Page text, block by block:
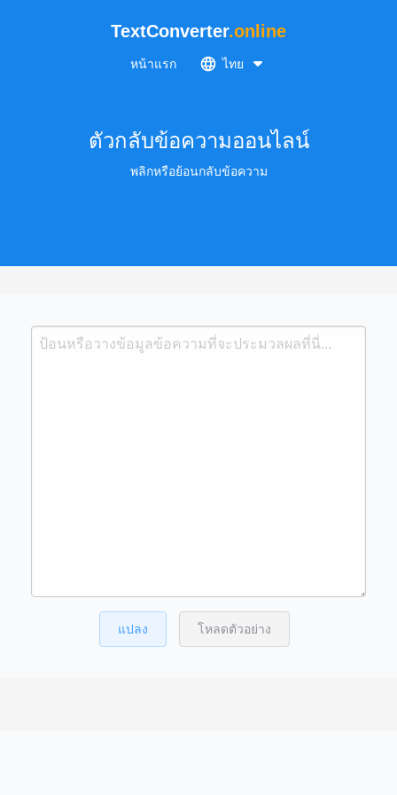
TextConverter.online
หน้าแรก ไทย
ตัวกลับข้อความออนไลน์
พลิกหรือย้อนกลับข้อความ
แปลง โหลดตัวอย่าง